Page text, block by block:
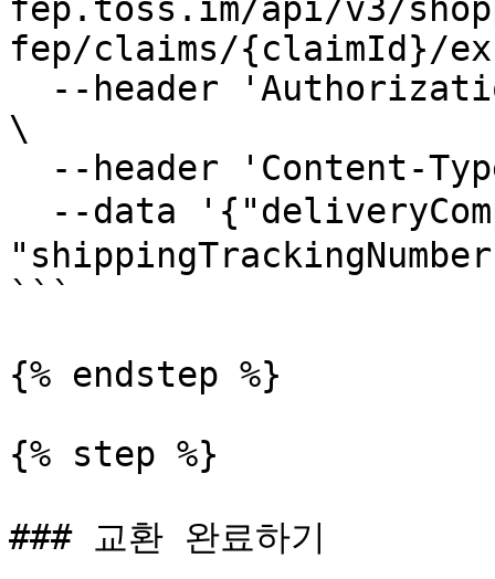
fep.toss.im/api/v3/
fep/claims/{claimId}/
\
```
{% endstep %}
{% step %}
### 교환 완료하기